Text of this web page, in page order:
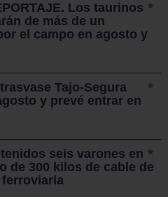
Los taurinos
de más de un
el campo en agosto y
Tajo-Segura
y prevé entrar en
seis varones en
de 300 kilos de cable de
ferroviaria